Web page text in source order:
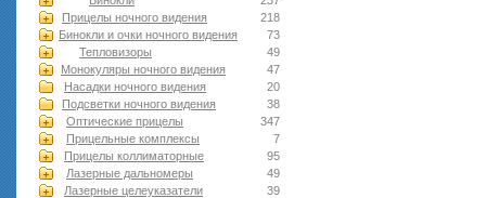
218
Прицелы ночного видения
73
Бинокли и очки ночного видения
49
Тепловизоры
47
Монокуляры ночного видения
20
Насадки ночного видения
38
Подсветки ночного видения
347
Оптические прицелы
7
Прицельные комплексы
95
Прицелы коллиматорные
49
Лазерные дальномеры
39
Лазерные целеуказатели